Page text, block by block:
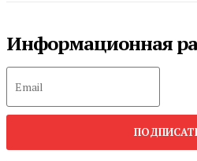
Информационная